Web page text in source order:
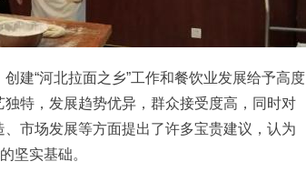
“河北拉面之乡”工作和餐饮业发展给予高度
特，发展趋势优异，群众接受度高，同时对
市场发展等方面提出了许多宝贵建议，认为
坚实基础。